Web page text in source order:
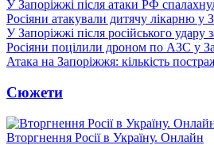
У Запоріжжі після атаки РФ
Росіяни атакували дитячу лікарню у
У Запоріжжі після російського удару
Росіяни поцілили дроном по АЗС у
Атака на Запоріжжя: кількість
Сюжети
Вторгнення Росії в Україну. Онлайн